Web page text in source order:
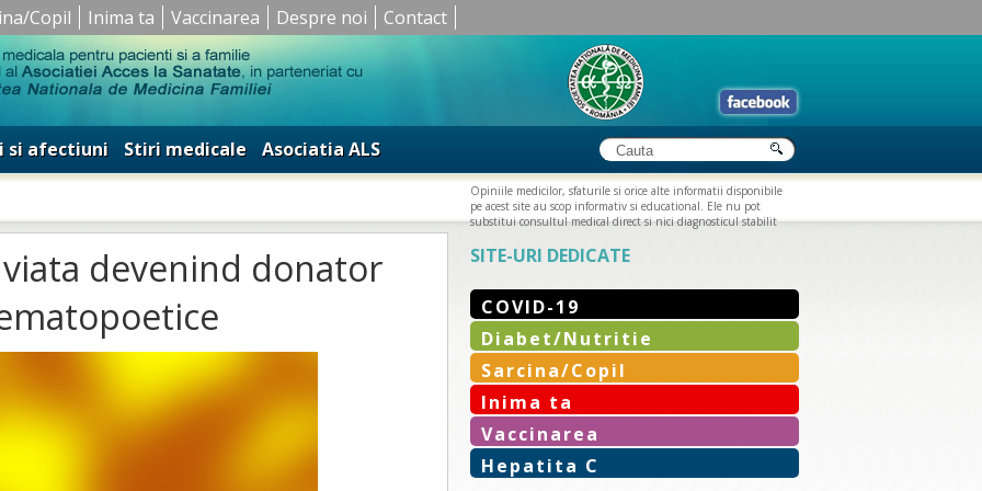
Copil Inima ta Vaccinarea Despre noi Contact
si afectiuni Stiri medicale Asociatia ALS
Opiniile medicilor, sfaturile si orice alte informatii disponibile
pe acest site au scop informativ si educational. Ele nu pot
substitui consultul medical direct si nici diagnosticul stabilit
devenind donator
SITE-URI DEDICATE
COVID-19
Diabet/Nutritie
Sarcina/Copil
Inima ta
Vaccinarea
Hepatita C